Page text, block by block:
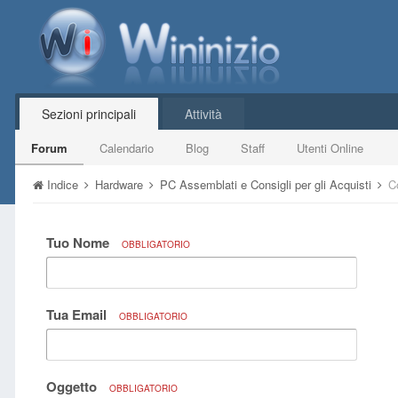
Sezioni principali
Forum Calendario Blog Staff Utenti Online
Attività
Indice Hardware PC Assemblati e Consigli per gli Acquisti
Tuo Nome OBBLIGATORIO
Tua Email OBBLIGATORIO
Oggetto OBBLIGATORIO